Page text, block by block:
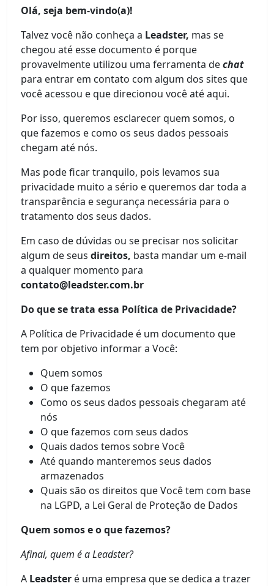
Olá, seja bem-vindo(a)!
Talvez você não conheça a Leadster, mas se
chegou até esse documento é porque
provavelmente utilizou uma ferramenta dechat
para entrar em contato com algum dos sites que
você acessou e que direcionou você até aqui.
Por isso, queremos esclarecer quem somos, o
que fazemos e como os seus dados pessoais
chegam até nós.
Mas pode ficar tranquilo, pois levamos sua
privacidade muito a sério e queremos dar toda a
transparência e segurança necessária para o
tratamento dos seus dados.
Em caso de dúvidas ou se precisar nos solicitar
algum de seusdireitos, basta mandar um e-mail
a qualquer momento para
contato@leadster.com.br
Do que se trata essa Política de Privacidade?
A Política de Privacidade é um documento que
tem por objetivo informar a Você:
Quem somos
O que fazemos
Como os seus dados pessoais chegaram até
nós
O que fazemos com seus dados
Quais dados temos sobre Você
Até quando manteremos seus dados
armazenados
Quais são os direitos que Você tem com base
na LGPD, a Lei Geral de Proteção de Dados
Quem somos e o que fazemos?
Afinal, quem é a Leadster?
A Leadster é uma empresa que se dedica a trazer